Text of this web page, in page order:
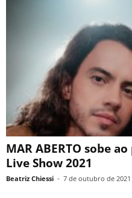
MAR ABERTO sobe
Live Show 2021
Beatriz Chiessi - 7 de outubro de 2021